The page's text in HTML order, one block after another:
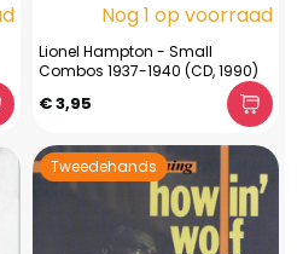
Nog 1 op voorraad
Lionel Hampton - Small
Combos 1937-1940 (CD, 1990)
€ 3,95
Tweedehands